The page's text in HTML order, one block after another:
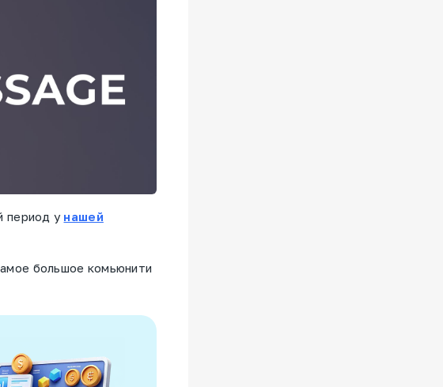
период у нашей
большое комьюнити